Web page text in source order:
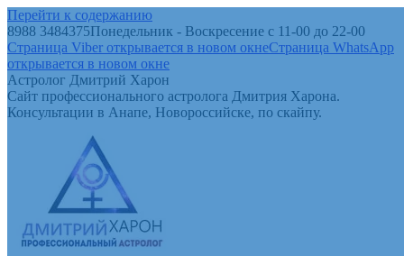
Перейти к содержанию
8988 3484375Понедельник - Воскресение с 11-00 до 22-00
Страница Viber открывается в новом окнеСтраница WhatsApp
открывается в новом окне
Астролог Дмитрий Харон
Сайт профессионального астролога Дмитрия Харона.
Консультации в Анапе, Новороссийске, по скайпу.